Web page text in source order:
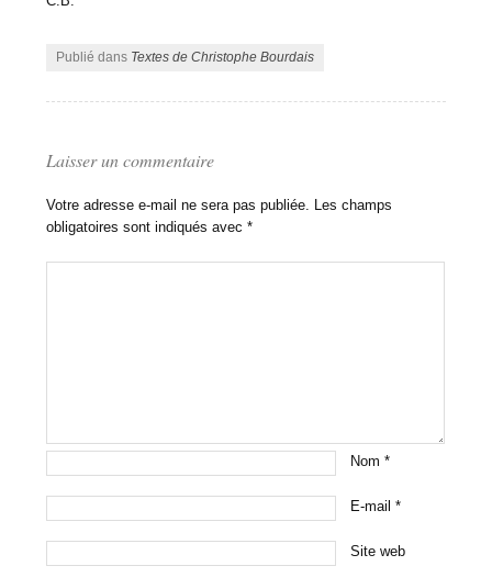
Publié dans Textes de Christophe Bourdais
Laisser un commentaire
Votre adresse e-mail ne sera pas publiée. Les champs
obligatoires sont indiqués avec*
Nom*
E-mail*
Site web